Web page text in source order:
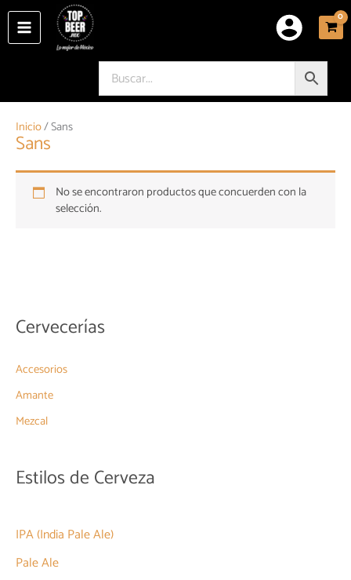
contenido
Cervecerías
Accesorios
Amante
Mezcal
Estilos de Cerveza
IPA (India Pale Ale)
Pale Ale
Inicio/ Sans
Sans
No se encontraron productos que concuerden con la
selección.